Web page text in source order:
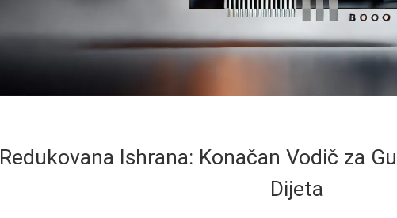
Redukovana Ishrana: Konačan Vodič za
Dijeta